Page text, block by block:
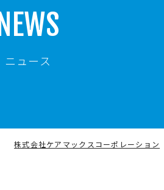
NEWS
ニュース
株式会社ケアマックスコーポレーション